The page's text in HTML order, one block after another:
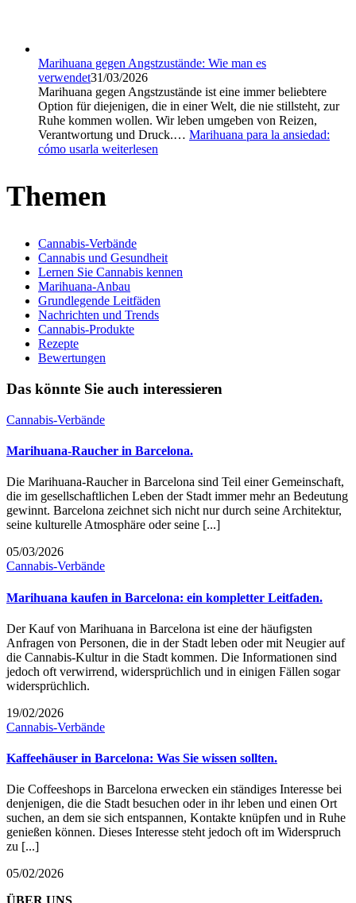
Marihuana gegen Angstzustände: Wie man es
verwendet31/03/2026
Marihuana gegen Angstzustände ist eine immer beliebtere
Option für diejenigen, die in einer Welt, die nie stillsteht, zur
Ruhe kommen wollen. Wir leben umgeben von Reizen,
Verantwortung und Druck.… Marihuana para la ansiedad:
cómo usarla weiterlesen
Themen
Cannabis-Verbände
Cannabis und Gesundheit
Lernen Sie Cannabis kennen
Marihuana-Anbau
Grundlegende Leitfäden
Nachrichten und Trends
Cannabis-Produkte
Rezepte
Bewertungen
Das könnte Sie auch interessieren
Cannabis-Verbände
Marihuana-Raucher in Barcelona.
Die Marihuana-Raucher in Barcelona sind Teil einer Gemeinschaft,
die im gesellschaftlichen Leben der Stadt immer mehr an Bedeutung
gewinnt. Barcelona zeichnet sich nicht nur durch seine Architektur,
seine kulturelle Atmosphäre oder seine [...]
05/03/2026
Cannabis-Verbände
Marihuana kaufen in Barcelona: ein kompletter Leitfaden.
Der Kauf von Marihuana in Barcelona ist eine der häufigsten
Anfragen von Personen, die in der Stadt leben oder mit Neugier auf
die Cannabis-Kultur in die Stadt kommen. Die Informationen sind
jedoch oft verwirrend, widersprüchlich und in einigen Fällen sogar
widersprüchlich.
19/02/2026
Cannabis-Verbände
Kaffeehäuser in Barcelona: Was Sie wissen sollten.
Die Coffeeshops in Barcelona erwecken ein ständiges Interesse bei
denjenigen, die die Stadt besuchen oder in ihr leben und einen Ort
suchen, an dem sie sich entspannen, Kontakte knüpfen und in Ruhe
genießen können. Dieses Interesse steht jedoch oft im Widerspruch
zu [...]
05/02/2026